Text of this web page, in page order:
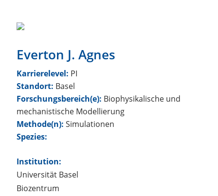
Everton J. Agnes
Karrierelevel: PI
Standort: Basel
Forschungsbereich(e): Biophysikalische und
mechanistische Modellierung
Methode(n): Simulationen
Spezies:
Institution:
Universität Basel
Biozentrum